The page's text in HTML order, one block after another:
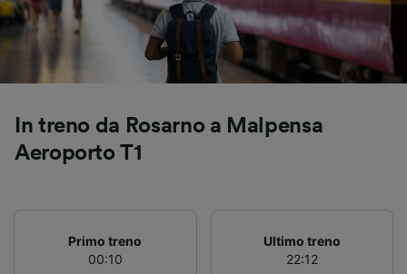
In treno da Rosarno a Malpensa
Aeroporto T1
Primo treno
00:10
Ultimo treno
22:12
Utilizzare dati di geolocalizzazione precisi.
Scansione attiva delle caratteristiche del
dispositivo ai fini dell’identificazione.
Archiviare informazioni su dispositivo e/o
accedervi. Pubblicità e contenuti
dei contenuti e degli annunci, ricerche sul
pubblico, sviluppo di servizi.